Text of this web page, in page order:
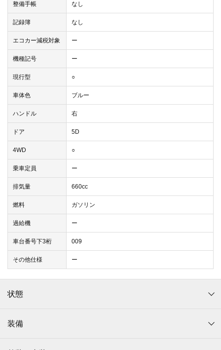
整備手帳 なし
記録簿 なし
エコカー減税対象 ー
機種記号 ー
現行型 ○
車体色 ブルー
ハンドル 右
ドア 5D
4WD ○
乗車定員 ー
排気量 660cc
燃料 ガソリン
過給機 ー
車台番号下3桁 009
その他仕様 ー
状態
装備